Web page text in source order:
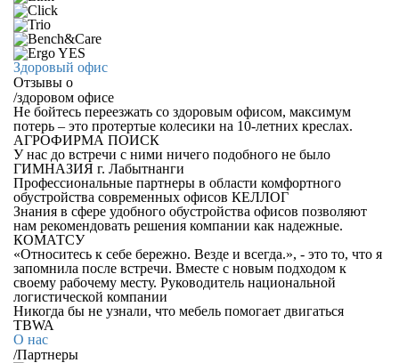
Здоровый офис
Отзывы о
/здоровом офисе
Не бойтесь переезжать со здоровым офисом, максимум
потерь – это протертые колесики на 10-летних креслах.
АГРОФИРМА ПОИСК
У нас до встречи с ними ничего подобного не было
ГИМНАЗИЯ г. Лабытнанги
Профессиональные партнеры в области комфортного
обустройства современных офисов КЕЛЛОГ
Знания в сфере удобного обустройства офисов позволяют
нам рекомендовать решения компании как надежные.
КОМАТСУ
«Относитесь к себе бережно. Везде и всегда.», - это то, что я
запомнила после встречи. Вместе с новым подходом к
своему рабочему месту. Руководитель национальной
логистической компании
Никогда бы не узнали, что мебель помогает двигаться
TBWA
О нас
/Партнеры